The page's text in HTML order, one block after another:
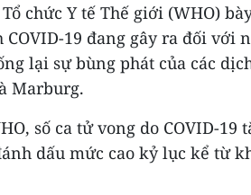
chức Y tế Thế giới (WHO)
COVID-19 đang gây ra đối với
lại sự bùng phát của các
Marburg.
số ca tử vong do COVID-
dấu mức cao kỷ lục kể từ